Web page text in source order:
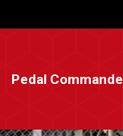
Pedal